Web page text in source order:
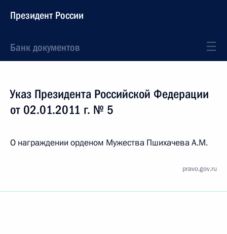
Президент России
Банк документов
Указ Президента Российской Федерации
от 02.01.2011 г. № 5
О награждении орденом Мужества Пшихачева А.М.
pravo.gov.ru